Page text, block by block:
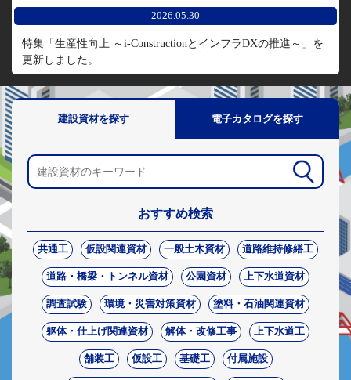
2026.05.30
特集「生産性向上 ～i-ConstructionとインフラDXの推進～」を
更新しました。
建設資材を探す 電子カタログを探す
おすすめ検索
共通工 仮設関連資材 一般土木資材 道路維持修繕工
道路・橋梁・トンネル資材 公園資材 上下水道資材
調査試験 環境・災害対策資材 塗料・石油関連資材
躯体・仕上げ関連資材 解体・改修工事 上下水道工
舗装工 仮設工 基礎工 付属施設